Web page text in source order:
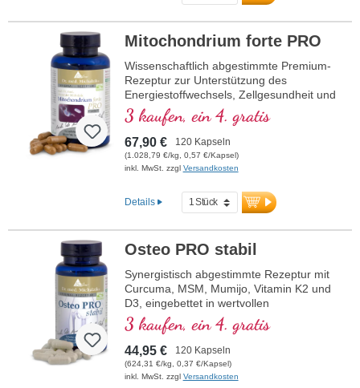
Mitochondrium forte PRO
Wissenschaftlich abgestimmte Premium-
Rezeptur zur Unterstützung des
Energiestoffwechsels, Zellgesundheit und
die Zellatmung in den Mitochondrien.
Enthält Resveratrol, OPC, Q10, NADH
und Thiamin zur Förderung des
Energiestoffwechsels sowie bioaktive
Folsäure (Methyltetrahydrofolat), die
Alpha-Liponsäure in der wertvollen
Sodium-R-Lipoat-Form. Vegan,
und über 20 Jahre Erfahrung garantieren
höchste Qualität. Von Ärzten entwickelt.
mehr Informationen zu
Mitochondrium forte PRO
3 kaufen, ein 4. gratis
67,90 € 120 Kapseln
(1.028,79 €/kg, 0,57 €/Kapsel)
inkl. MwSt. zzgl Versandkosten
Details
Osteo PRO stabil
Synergistisch abgestimmte Rezeptur mit
Curcuma, MSM, Mumijo, Vitamin K2 und
D3, eingebettet in wertvollen
Phospholipiden. Sango-Koralle mit
Magnesium und Calcium, welches zum
Erhalt normaler Knochen beiträgt.
3 kaufen, ein 4. gratis
44,95 € 120 Kapseln
(624,31 €/kg, 0,37 €/Kapsel)
inkl. MwSt. zzgl Versandkosten